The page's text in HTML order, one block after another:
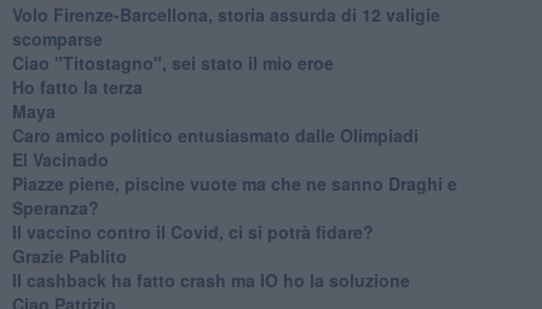
Volo Firenze-Barcellona, storia assurda di 12 valigie
scomparse
Ciao "Titostagno", sei stato il mio eroe
Ho fatto la terza
Maya
Caro amico politico entusiasmato dalle Olimpiadi
El Vacinado
Piazze piene, piscine vuote ma che ne sanno Draghi e
Speranza?
​Il vaccino contro il Covid, ci si potrà fidare?
Grazie Pablito
Il cashback ha fatto crash ma IO ho la soluzione
Ciao Patrizio